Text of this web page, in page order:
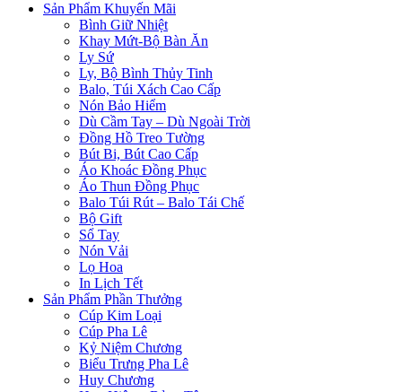
Sản Phẩm Khuyến Mãi
Bình Giữ Nhiệt
Khay Mứt-Bộ Bàn Ăn
Ly Sứ
Ly, Bộ Bình Thủy Tinh
Balo, Túi Xách Cao Cấp
Nón Bảo Hiểm
Dù Cầm Tay – Dù Ngoài Trời
Đồng Hồ Treo Tường
Bút Bi, Bút Cao Cấp
Áo Khoác Đồng Phục
Áo Thun Đồng Phục
Balo Túi Rút – Balo Tái Chế
Bộ Gift
Sổ Tay
Nón Vải
Lọ Hoa
In Lịch Tết
Sản Phẩm Phần Thưởng
Cúp Kim Loại
Cúp Pha Lê
Kỷ Niệm Chương
Biểu Trưng Pha Lê
Huy Chương